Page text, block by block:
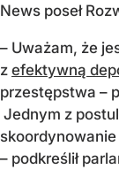
News poseł
– Uważam, że
z efektywną
przestępstwa –
Jednym z
– podkreślił